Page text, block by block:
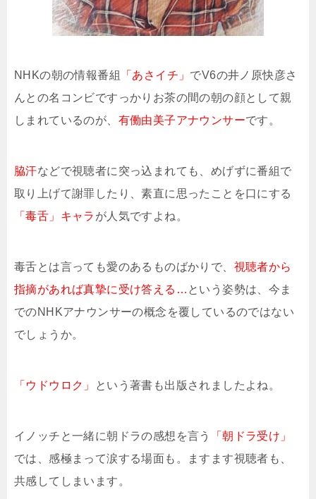
NHKの朝の情報番組 「あさイチ」 でV6の井ノ原快彦さ
んとの名コンビですっかりお茶の間の朝の顔として親
しまれているのが、 有働由美子アナウンサーです。
脇汗などで視聴者に突っ込まれても、めげずに番組で
取り上げて謝罪したり、素直に思ったことを口にする
「毒舌」キャラ が人気ですよね。
毒舌とは言っても愛のあるものばかりで、 視聴者から
指摘があれば真摯に受け答える… という姿勢は、今ま
でのNHKアナウンサーの概念を覆しているのではない
でしょうか。
「ウドウロク」 という著書も出版されましたよね。
イノッチと一緒に朝ドラの感想を言う
「朝ドラ受け」
では、感極まって涙する場面も。ますます視聴者も、
共感してしまいます。